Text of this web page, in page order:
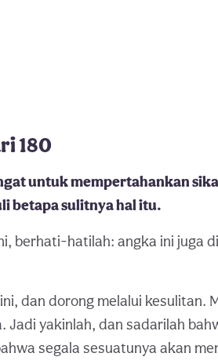
180
untuk mempertahankan
betapa sulitnya hal itu.
berhati-hatilah: angka ini juga
dan dorong melalui kesulitan.
yakinlah, dan sadarilah
segala sesuatunya akan